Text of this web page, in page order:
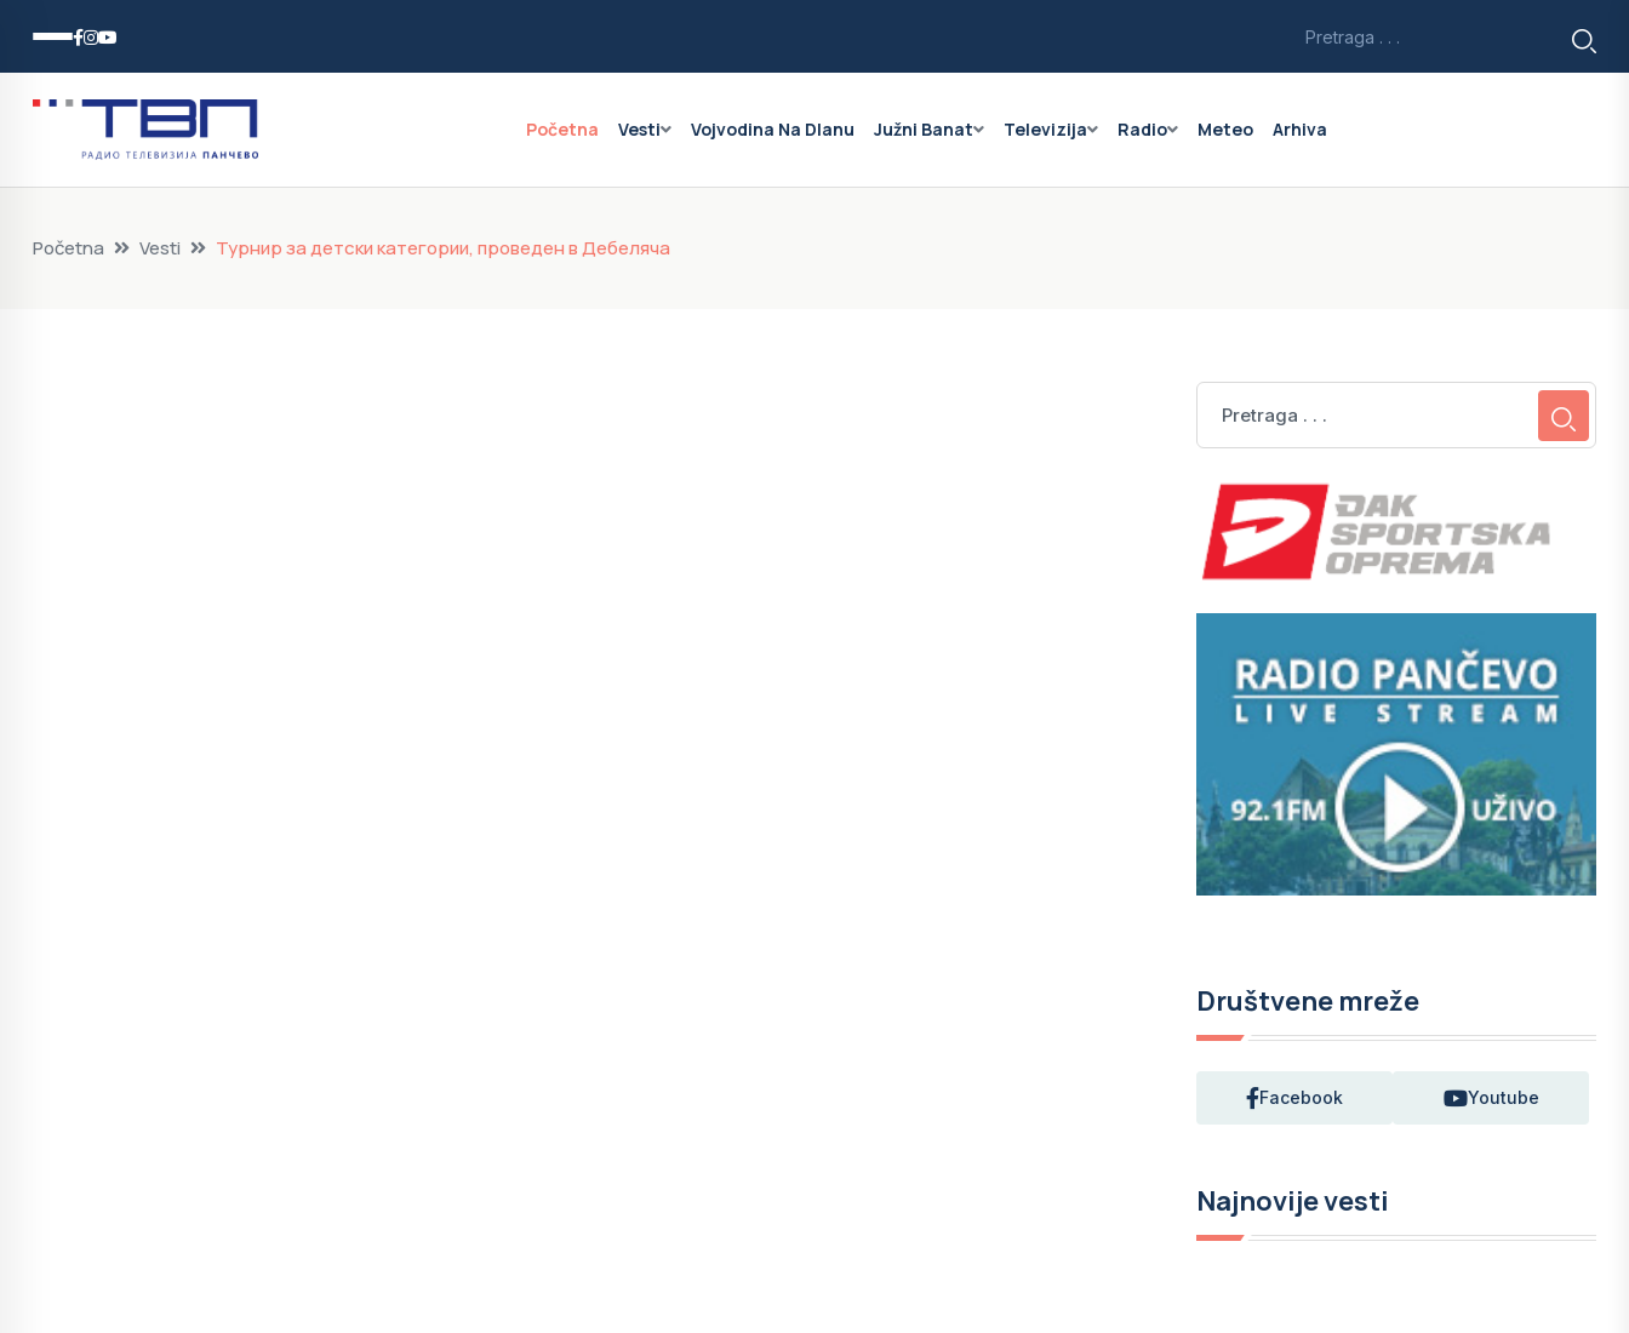
Početna Vesti Vojvodina Na Dlanu Južni Banat Televizija Radio Meteo Arhiva
Početna Vesti Турнир за детски категории, проведен в Дебеляча
Društvene mreže
Facebook Youtube
Najnovije vesti